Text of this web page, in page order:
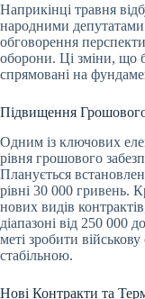
Наприкінці травня
народними
обговорення
оборони. Ці зміни, що
спрямовані на
Підвищення
Одним із ключових
рівня грошового
Планується
рівні 30 000 гривень.
нових видів
діапазоні від 250 000
меті зробити
стабільною.
Нові Контракти та